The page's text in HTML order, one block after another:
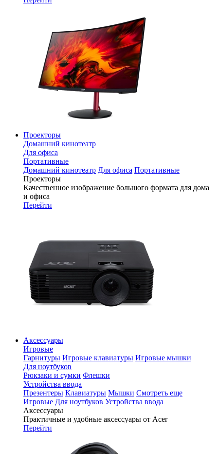
Проекторы
Домашний кинотеатр
Для офиса
Портативные
Домашний кинотеатр Для офиса Портативные
Проекторы
Качественное изображение большого формата для дома
и офиса
Перейти
Аксессуары
Игровые
Гарнитуры Игровые клавиатуры Игровые мышки
Для ноутбуков
Рюкзаки и сумки Флешки
Устройства ввода
Презентеры Клавиатуры Мышки Смотреть еще
Игровые Для ноутбуков Устройства ввода
Аксессуары
Практичные и удобные аксессуары от Acer
Перейти